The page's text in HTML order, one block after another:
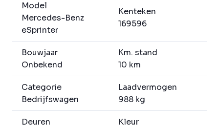
Model
Mercedes-Benz
eSprinter
Kenteken
169596
Bouwjaar
Onbekend
Km. stand
10 km
Categorie
Bedrijfswagen
Laadvermogen
988 kg
Deuren
Kleur